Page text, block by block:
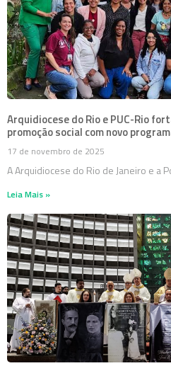
Arquidiocese do Rio e PUC-Rio
promoção social com novo
17 de novembro de 2025
A Arquidiocese do Rio de Janeiro e a
Leia Mais »